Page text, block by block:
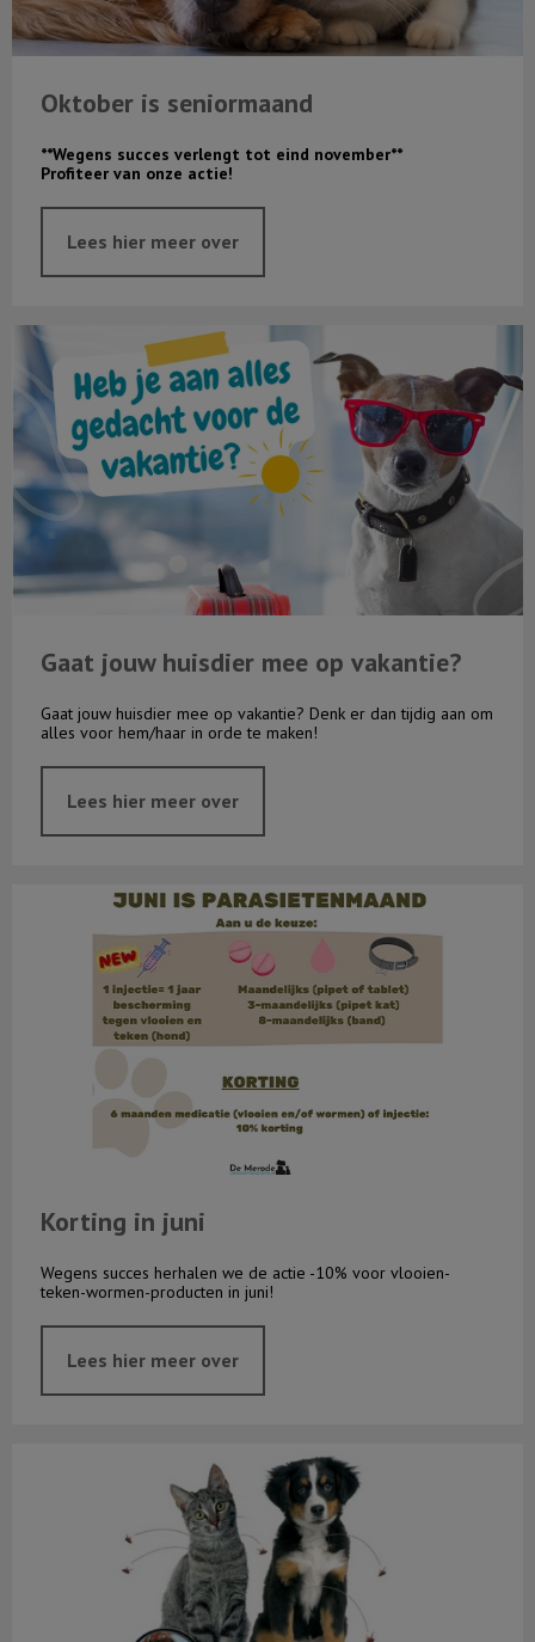
Oktober is seniormaand
**Wegens succes verlengt tot eind november**
Profiteer van onze actie!
Lees hier meer over
Gaat jouw huisdier mee op vakantie?
Gaat jouw huisdier mee op vakantie?
Gaat jouw huisdier mee op vakantie? Denk er dan tijdig aan om
alles voor hem/haar in orde te maken!
Lees hier meer over
Korting in juni
Korting in juni
Wegens succes herhalen we de actie -10% voor vlooien-
teken-wormen-producten in juni!
Lees hier meer over